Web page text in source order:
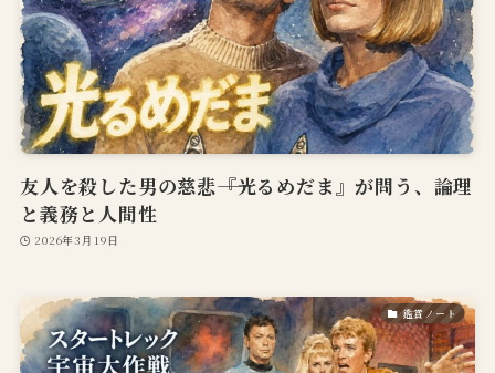
友人を殺した男の慈悲――『光るめだま』が問う、論理
と義務と人間性
2026年3月19日
鑑賞ノート